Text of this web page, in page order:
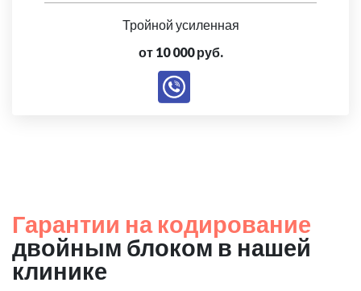
Тройной усиленная
от 10 000 руб.
Гарантии на кодирование
двойным блоком в нашей
клинике